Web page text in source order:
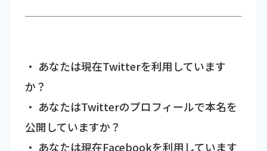
・ あなたは現在Twitterを利用しています
か？
・ あなたはTwitterのプロフィールで本名を
公開していますか？
・ あなたは現在Facebookを利用しています